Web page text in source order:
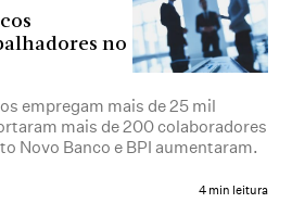
no
empregam mais de 25 mil
mais de 200 colaboradores
Novo Banco e BPI aumentaram.
4 min leitura